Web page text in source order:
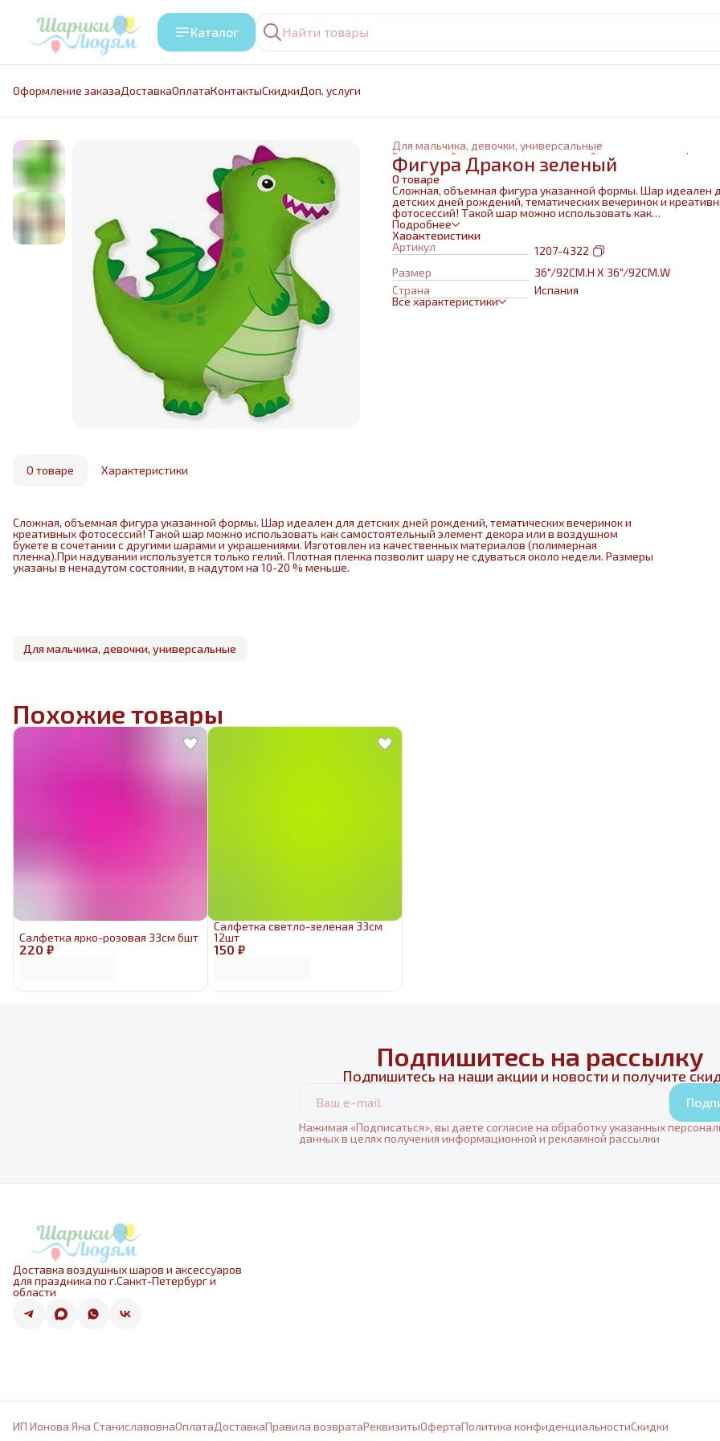
Каталог
Оформление заказаДоставкаОплатаКонтактыCкидкиДоп. услуги
Для мальчика, девочки, универсальные
Фольгированные
Фольгированные шары
Главная
Фигура Дракон зеленый
О товаре
Сложная, объемная фигура указанной формы. Шар идеален
детских дней рождений, тематических вечеринок и
фотосессий! Такой шар можно использовать как
самостоятельный элемент декора или в воздушном букете в
сочетании с другими шарами и украшениями. Изготовлен из
качественных материалов (полимерная пленка).При
используется только гелий. Плотная пленка позволит шару
сдуваться около недели. Размеры указаны в ненадутом
состоянии, в надутом на 10-20 % меньше.
Подробнее
Характеристики
Артикул
1207-4322
Размер
36"/92CM.H X 36"/92CM.W
Страна
Испания
Все характеристики
О товаре Характеристики
Сложная, объемная фигура указанной формы. Шар идеален для детских дней рождений, тематических вечеринок и
креативных фотосессий! Такой шар можно использовать как самостоятельный элемент декора или в воздушном
букете в сочетании с другими шарами и украшениями. Изготовлен из качественных материалов (полимерная
пленка).При надувании используется только гелий. Плотная пленка позволит шару не сдуваться около недели. Размеры
указаны в ненадутом состоянии, в надутом на 10-20 % меньше.
Для мальчика, девочки, универсальные
Похожие товары
220 ₽
Салфетка ярко-розовая 33см 6шт
150 ₽
Салфетка светло-зеленая 33см
12шт
Подпишитесь на рассылку
Подпишитесь на наши акции и новости и получите
Нажимая «Подписаться», вы даете согласие на обработку указанных
данных в целях получения информационной и рекламной рассылки
Доставка воздушных шаров и аксессуаров
для праздника по г.Санкт-Петербург и
области
ИП Ионова Яна СтаниславовнаОплатаДоставкаПравила возвратаРеквизитыОфертаПолитика конфиденциальностиCкидки